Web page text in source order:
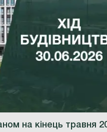
на кінець травня